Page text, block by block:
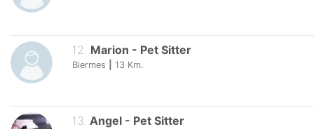
12. Marion - Pet Sitter
Biermes 13 Km.
13. Angel - Pet Sitter